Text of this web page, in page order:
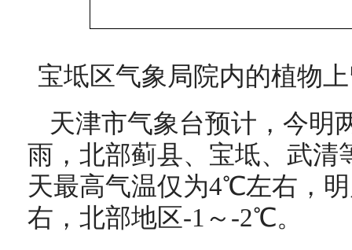
宝坻区气象局院内的植物
天津市气象台预计，今明
雨，北部蓟县、宝坻、武清
天最高气温仅为4℃左右，
右，北部地区-1～-2℃。